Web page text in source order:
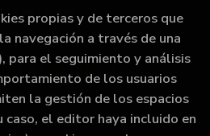
de Cookies
AL CLIENTE
somos
especiales
propias y de terceros que
navegación a través de una
para el seguimiento y análisis
de los usuarios
la gestión de los espacios
caso, el editor haya incluido en